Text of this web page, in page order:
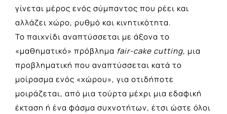
γίνεται μέρος ενός σύμπαντος που ρέει και
αλλάζει χώρο, ρυθμό και κινητικότητα.
Το παιχνίδι αναπτύσσεται με άξονα το
«μαθηματικό» πρόβλημα fair-cake cutting, μια
προβληματική που αναπτύσσεται κατά το
μοίρασμα ενός «χώρου», για οτιδήποτε
μοιράζεται, από μια τούρτα μέχρι μια εδαφική
έκταση ή ένα φάσμα συχνοτήτων, έτσι ώστε όλοι